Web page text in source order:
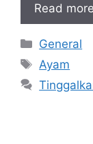
Read more
Kategori
General
Tag
Ayam